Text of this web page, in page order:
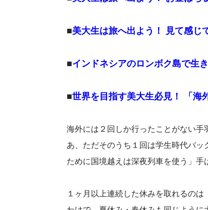
■美大生は旅へ出よう！ 見て感じ
■インドネシアのロンボク島で生
■世界を目指す美大生必見！ 「海
海外には２回しか行ったことがない手
あ、ただそのうち１回は学生時代バ
ために国境越えは深夜列車を使う」手
１ヶ月以上連続した休みを取れるの